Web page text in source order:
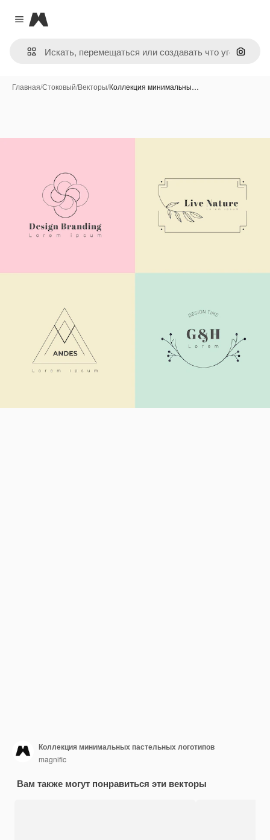
Close menu
Magnific
Поиск
Главная/Стоковый/Векторы/Коллекция минимальны…
Коллекция минимальных пастельных логотипов
magnific
Вам также могут понравиться эти векторы